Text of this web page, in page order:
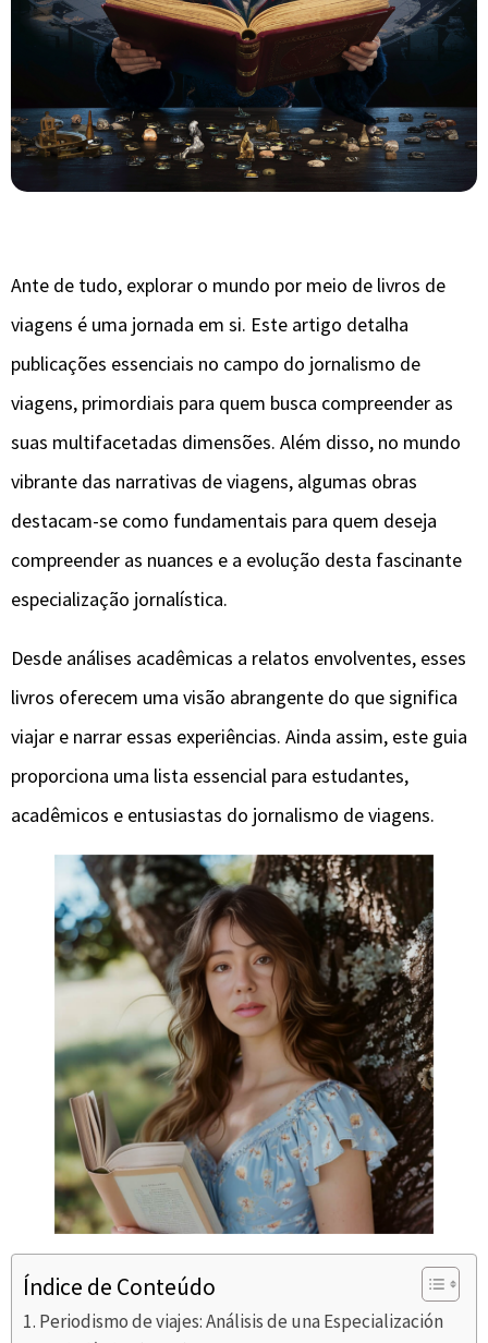
Ante de tudo, explorar o mundo por meio de livros de
viagens é uma jornada em si. Este artigo detalha
publicações essenciais no campo do jornalismo de
viagens, primordiais para quem busca compreender as
suas multifacetadas dimensões. Além disso, no mundo
vibrante das narrativas de viagens, algumas obras
destacam-se como fundamentais para quem deseja
compreender as nuances e a evolução desta fascinante
especialização jornalística.
Desde análises acadêmicas a relatos envolventes, esses
livros oferecem uma visão abrangente do que significa
viajar e narrar essas experiências. Ainda assim, este guia
proporciona uma lista essencial para estudantes,
acadêmicos e entusiastas do jornalismo de viagens.
Índice de Conteúdo
Periodismo de viajes: Análisis de una Especialización